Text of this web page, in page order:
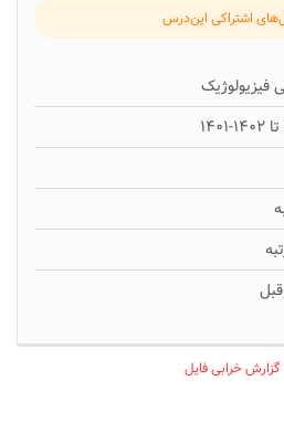
اشتراکی این‌درس
فیزیولوژیک
گزارش خرابی فایل